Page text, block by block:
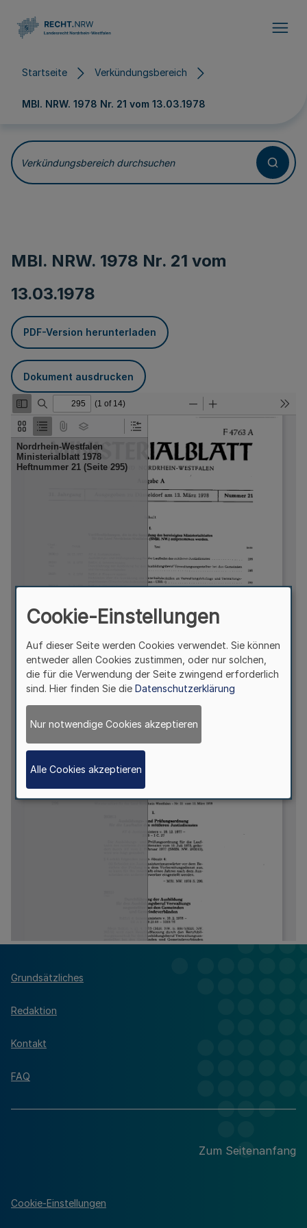
Startseite Verkündungsbereich
MBl. NRW. 1978 Nr. 21 vom 13.03.1978
Verkündungsbereich durchsuchen
MBl. NRW. 1978 Nr. 21 vom
13.03.1978
PDF-Version herunterladen
Dokument ausdrucken
Grundsätzliches
Redaktion
Kontakt
FAQ
Zum Seitenanfang
Cookie-Einstellungen
Cookie-Einstellungen
Auf dieser Seite werden Cookies verwendet. Sie können
entweder allen Cookies zustimmen, oder nur solchen,
die für die Verwendung der Seite zwingend erforderlich
sind. Hier finden Sie die Datenschutzerklärung
Nur notwendige Cookies akzeptieren
Alle Cookies akzeptieren